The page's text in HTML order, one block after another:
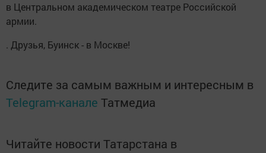
в Центральном академическом театре Российской
армии.
. Друзья, Буинск - в Москве!
Следите за самым важным и интересным в
Telegram-канале Татмедиа
Читайте новости Татарстана в